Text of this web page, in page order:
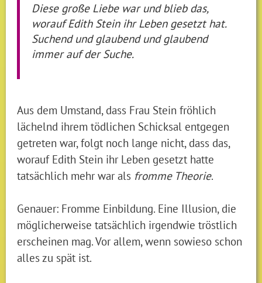
Diese große Liebe war und blieb das,
worauf Edith Stein ihr Leben gesetzt hat.
Suchend und glaubend und glaubend
immer auf der Suche.
Aus dem Umstand, dass Frau Stein fröhlich
lächelnd ihrem tödlichen Schicksal entgegen
getreten war, folgt noch lange nicht, dass das,
worauf Edith Stein ihr Leben gesetzt hatte
tatsächlich mehr war als fromme Theorie.
Genauer: Fromme Einbildung. Eine Illusion, die
möglicherweise tatsächlich irgendwie tröstlich
erscheinen mag. Vor allem, wenn sowieso schon
alles zu spät ist.